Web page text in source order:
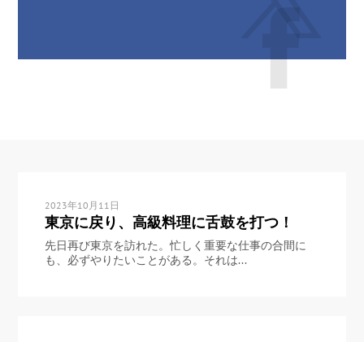
2023年10月11日
東京に戻り、高級料理に舌鼓を打つ！
先日再び東京を訪れた。忙しく重要な仕事の合間に
も、必ずやりたいことがある。それは...